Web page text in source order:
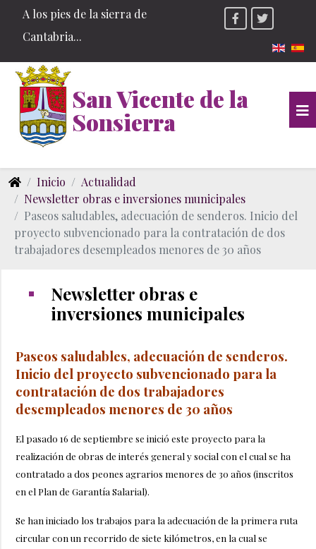
A los pies de la sierra de
Cantabria...
San Vicente de la
Sonsierra
Inicio
Actualidad
Newsletter obras e inversiones municipales
Paseos saludables, adecuación de senderos. Inicio del
proyecto subvencionado para la contratación de dos
trabajadores desempleados menores de 30 años
Newsletter obras e
inversiones municipales
Paseos saludables, adecuación de senderos.
Inicio del proyecto subvencionado para la
contratación de dos trabajadores
desempleados menores de 30 años
El pasado 16 de septiembre se inició este proyecto para la
realización de obras de interés general y social con el cual se ha
contratado a dos peones agrarios menores de 30 años (inscritos
en el Plan de Garantía Salarial).
Se han iniciado los trabajos para la adecuación de la primera ruta
circular con un recorrido de siete kilómetros, en la cual se